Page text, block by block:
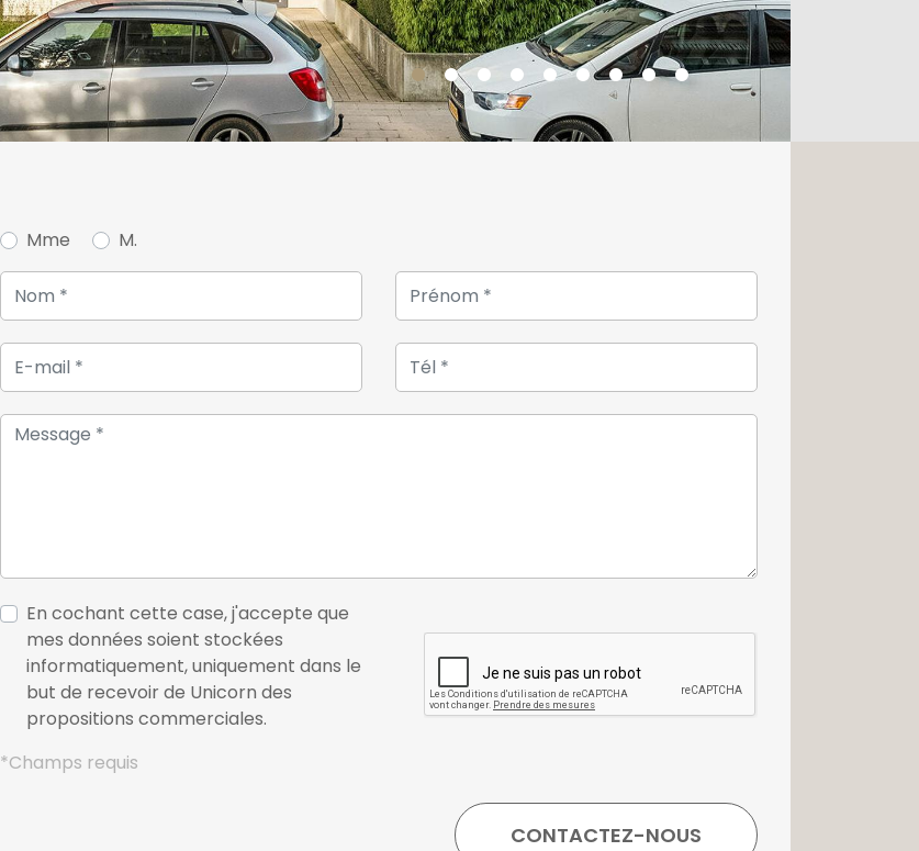
Mme M.
En cochant cette case, j'accepte que
mes données soient stockées
informatiquement, uniquement dans le
but de recevoir de Unicorn des
propositions commerciales.
*Champs requis